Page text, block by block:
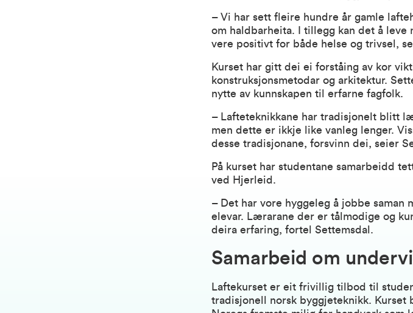
– Vi har sett fleire hundre år gamle
om haldbarheita. I tillegg kan det å leve
vere positivt for både helse og trivsel,
Kurset har gitt dei ei forståing av kor
konstruksjonsmetodar og arkitektur.
nytte av kunnskapen til erfarne fagfolk.
– Lafteteknikkane har tradisjonelt blitt
men dette er ikkje like vanleg lenger.
desse tradisjonane, forsvinn dei, seier
På kurset har studentane samarbeidd
ved Hjerleid.
– Det har vore hyggeleg å jobbe
elevar. Lærarane der er tålmodige og
deira erfaring, fortel Settemsdal.
Samarbeid om
Laftekurset er eit frivillig tilbod til
tradisjonell norsk byggjeteknikk.